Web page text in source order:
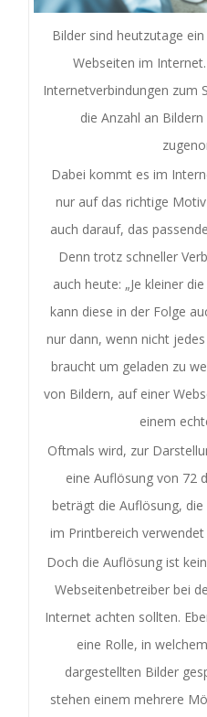
Bilder sind heutzutage
Webseiten im
Internetverbindungen zum
die Anzahl an
Dabei kommt es im
nur auf das richtige
auch darauf, das
Denn trotz schneller
auch heute: „Je kleiner
kann diese in der Folge
nur dann, wenn nicht
braucht um geladen zu
von Bildern, auf einer
einem
Oftmals wird, zur
eine Auflösung von 72
beträgt die Auflösung,
im Printbereich
Doch die Auflösung ist
Webseitenbetreiber bei
Internet achten sollten.
eine Rolle, in
dargestellten Bilder
stehen einem mehrere